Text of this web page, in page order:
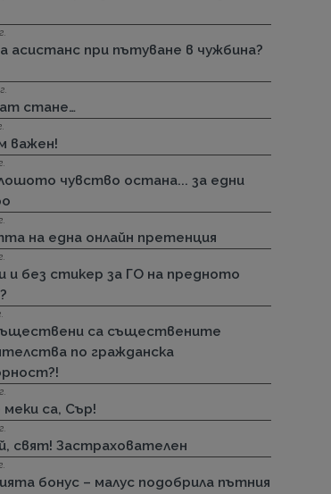
асистанс при пътуване в чужбина?
стане…
важен!
лошото чувство остана... за едни
на една онлайн претенция
и без стикер за ГО на предното
са съществените
по гражданска
меки са, Сър!
свят! Застрахователен
бонус – малус подобрила пътния